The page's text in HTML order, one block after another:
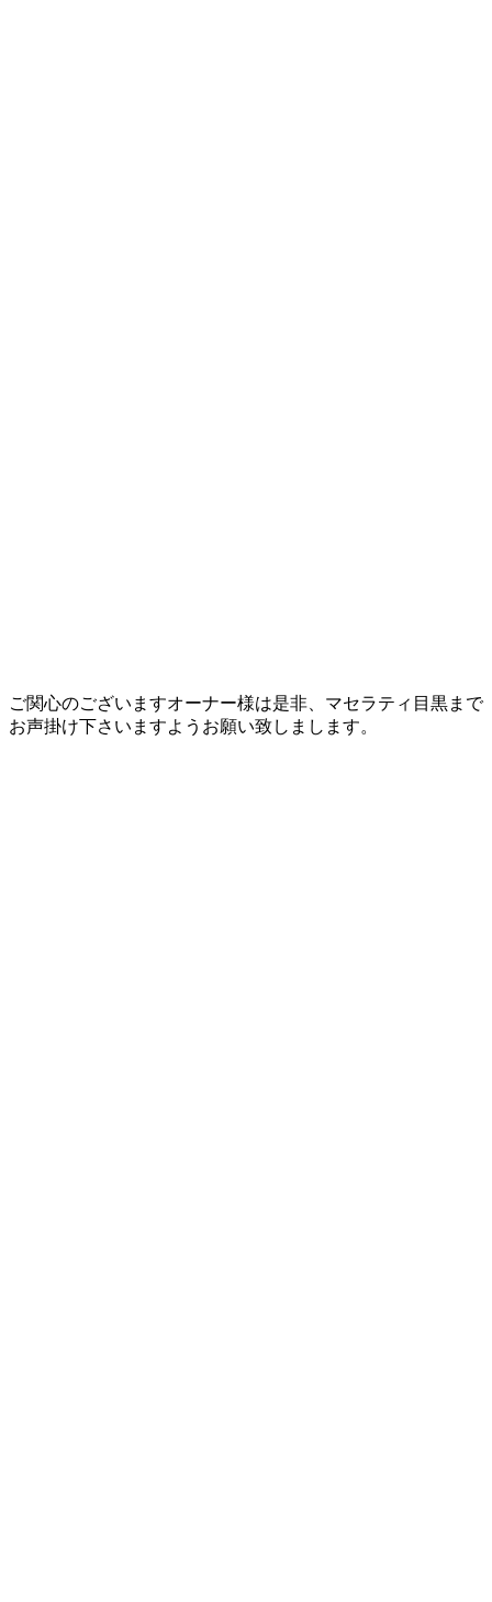
ご関心のございますオーナー様は是非、マセラティ目黒まで
お声掛け下さいますようお願い致しまします。